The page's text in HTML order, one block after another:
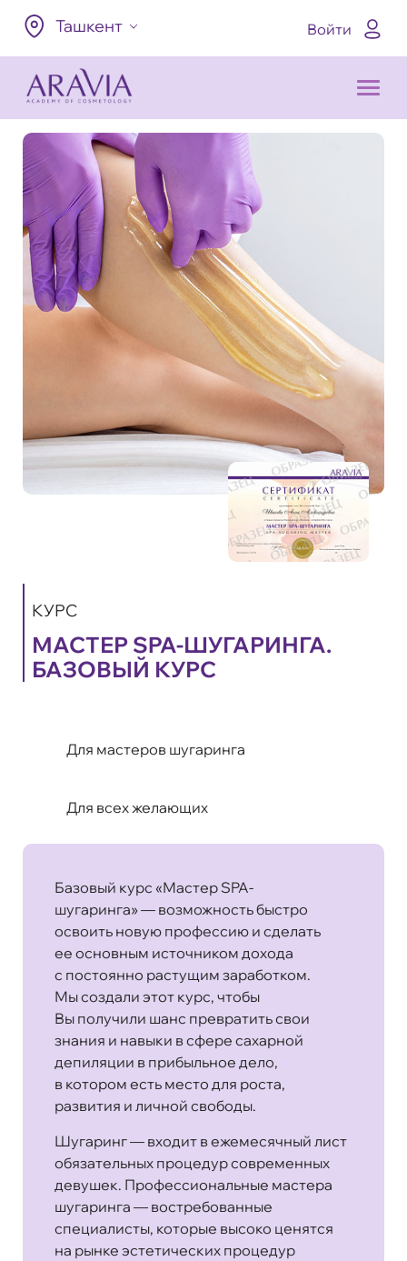
Ташкент Войти
КУРС
МАСТЕР SPA-ШУГАРИНГА.
БАЗОВЫЙ КУРС
Для мастеров шугаринга
Для всех желающих
Базовый курс «Мастер SPA-
шугаринга» — возможность быстро
освоить новую профессию и сделать
ее основным источником дохода
с постоянно растущим заработком.
Мы создали этот курс, чтобы
Вы получили шанс превратить свои
знания и навыки в сфере сахарной
депиляции в прибыльное дело,
в котором есть место для роста,
развития и личной свободы.
Шугаринг — входит в ежемесячный лист
обязательных процедур современных
девушек. Профессиональные мастера
шугаринга — востребованные
специалисты, которые высоко ценятся
на рынке эстетических процедур